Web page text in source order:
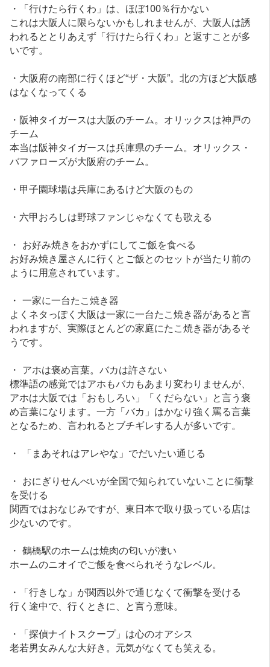
・「行けたら行くわ」は、ほぼ100％行かない
これは大阪人に限らないかもしれませんが、大阪人は誘
われるととりあえず「行けたら行くわ」と返すことが多
いです。
・大阪府の南部に行くほど“ザ・大阪”。北の方ほど大阪感
はなくなってくる
・阪神タイガースは大阪のチーム。オリックスは神戸の
チーム
本当は阪神タイガースは兵庫県のチーム。オリックス・
バファローズが大阪府のチーム。
・甲子園球場は兵庫にあるけど大阪のもの
・六甲おろしは野球ファンじゃなくても歌える
・ お好み焼きをおかずにしてご飯を食べる
お好み焼き屋さんに行くとご飯とのセットが当たり前の
ように用意されています。
・ 一家に一台たこ焼き器
よくネタっぽく大阪は一家に一台たこ焼き器があると言
われますが、実際ほとんどの家庭にたこ焼き器があるそ
うです。
・ アホは褒め言葉。バカは許さない
標準語の感覚ではアホもバカもあまり変わりませんが、
アホは大阪では「おもしろい」「くだらない」と言う褒
め言葉になります。一方「バカ」はかなり強く罵る言葉
となるため、言われるとブチギレする人が多いです。
・ 「まあそれはアレやな」でだいたい通じる
・ おにぎりせんべいが全国で知られていないことに衝撃
を受ける
関西ではおなじみですが、東日本で取り扱っている店は
少ないのです。
・ 鶴橋駅のホームは焼肉の匂いが凄い
ホームのニオイでご飯を食べられそうなレベル。
・「行きしな」が関西以外で通じなくて衝撃を受ける
行く途中で、行くときに、と言う意味。
・「探偵ナイトスクープ」は心のオアシス
老若男女みんな大好き。元気がなくても笑える。